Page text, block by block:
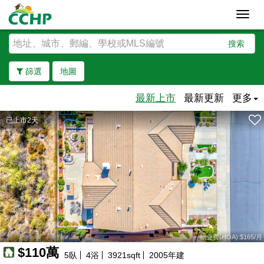
搜索
篩選 地圖
30萬
240萬
74萬
85萬
195萬77萬
250萬
25萬
115萬
28萬
27萬
98萬
27萬
90萬
20萬
54萬 64萬
21萬
15萬
110萬
80萬
40萬160萬
165萬
345萬
去除邊界
最新上市 最新更新 更多
已上市2天
物业费(HOA):$165/月
$110萬 5臥 4浴 3921sqft 2005年建